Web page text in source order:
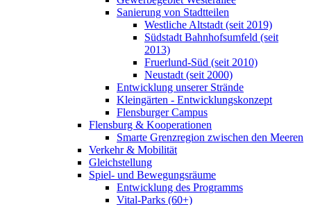
Sanierung von Stadtteilen
Westliche Altstadt (seit 2019)
Südstadt Bahnhofsumfeld (seit
2013)
Fruerlund-Süd (seit 2010)
Neustadt (seit 2000)
Entwicklung unserer Strände
Kleingärten - Entwicklungskonzept
Flensburger Campus
Flensburg & Kooperationen
Smarte Grenzregion zwischen den Meeren
Verkehr & Mobilität
Gleichstellung
Spiel- und Bewegungsräume
Entwicklung des Programms
Vital-Parks (60+)